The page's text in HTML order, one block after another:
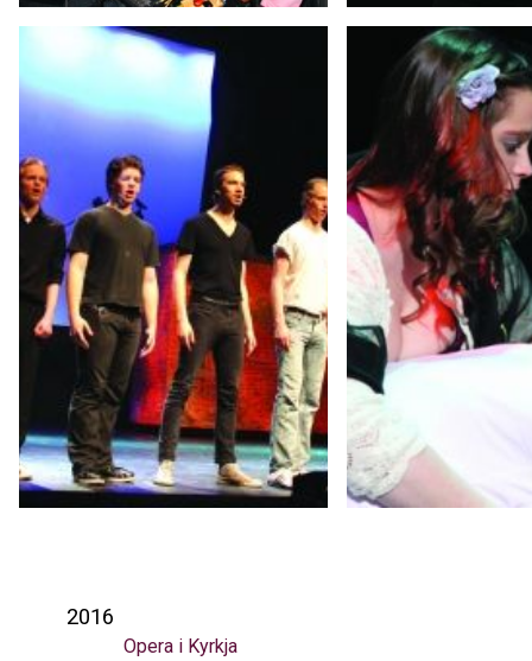
2016
Opera i Kyrkja